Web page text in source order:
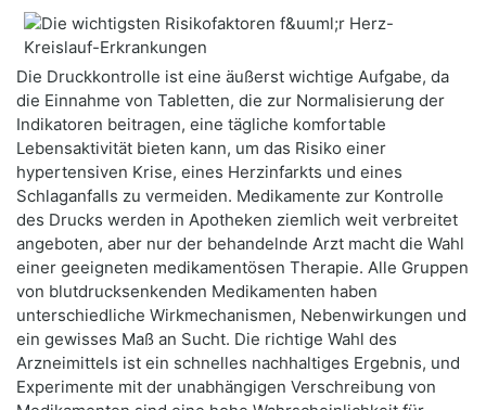
Die Druckkontrolle ist eine äußerst wichtige Aufgabe, da
die Einnahme von Tabletten, die zur Normalisierung der
Indikatoren beitragen, eine tägliche komfortable
Lebensaktivität bieten kann, um das Risiko einer
hypertensiven Krise, eines Herzinfarkts und eines
Schlaganfalls zu vermeiden. Medikamente zur Kontrolle
des Drucks werden in Apotheken ziemlich weit verbreitet
angeboten, aber nur der behandelnde Arzt macht die Wahl
einer geeigneten medikamentösen Therapie. Alle Gruppen
von blutdrucksenkenden Medikamenten haben
unterschiedliche Wirkmechanismen, Nebenwirkungen und
ein gewisses Maß an Sucht. Die richtige Wahl des
Arzneimittels ist ein schnelles nachhaltiges Ergebnis, und
Experimente mit der unabhängigen Verschreibung von